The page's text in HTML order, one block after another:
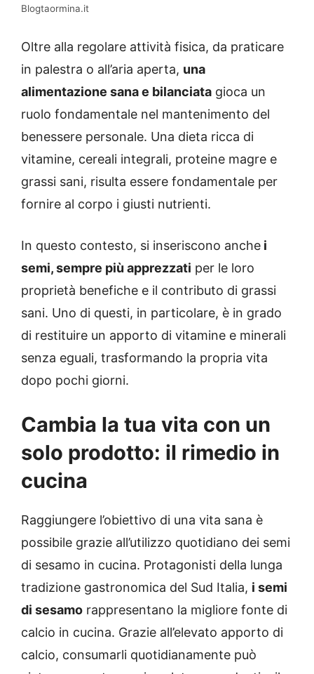
Blogtaormina.it
Oltre alla regolare attività fisica, da praticare
in palestra o all’aria aperta, una
alimentazione sana e bilanciata gioca un
ruolo fondamentale nel mantenimento del
benessere personale. Una dieta ricca di
vitamine, cereali integrali, proteine magre e
grassi sani, risulta essere fondamentale per
fornire al corpo i giusti nutrienti.
In questo contesto, si inseriscono anche i
semi, sempre più apprezzati per le loro
proprietà benefiche e il contributo di grassi
sani. Uno di questi, in particolare, è in grado
di restituire un apporto di vitamine e minerali
senza eguali, trasformando la propria vita
dopo pochi giorni.
Cambia la tua vita con un
solo prodotto: il rimedio in
cucina
Raggiungere l’obiettivo di una vita sana è
possibile grazie all’utilizzo quotidiano dei semi
di sesamo in cucina. Protagonisti della lunga
tradizione gastronomica del Sud Italia, i semi
di sesamo rappresentano la migliore fonte di
calcio in cucina. Grazie all’elevato apporto di
calcio, consumarli quotidianamente può